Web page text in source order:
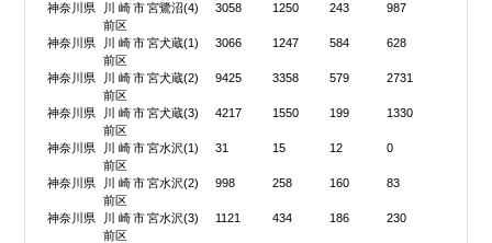
神奈川県
川崎市宮
前区
鷺沼(4) 3058 1250 243 987
神奈川県
川崎市宮
前区
犬蔵(1) 3066 1247 584 628
神奈川県
川崎市宮
前区
犬蔵(2) 9425 3358 579 2731
神奈川県
川崎市宮
前区
犬蔵(3) 4217 1550 199 1330
神奈川県
川崎市宮
前区
水沢(1) 31 15 12 0
神奈川県
川崎市宮
前区
水沢(2) 998 258 160 83
神奈川県
川崎市宮
前区
水沢(3) 1121 434 186 230